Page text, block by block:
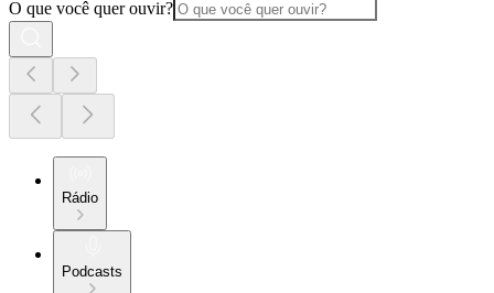
O que você quer ouvir?
Rádio
Podcasts